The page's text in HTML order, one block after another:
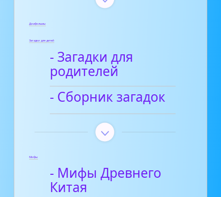
Диафильмы
Загадки для детей
- Загадки для
родителей
- Сборник загадок
Мифы
- Мифы Древнего
Китая